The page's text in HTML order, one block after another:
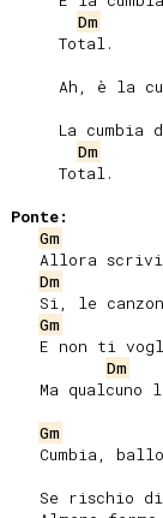
Dm
Dm
Ponte:
Gm
Dm
Gm
Dm
Gm